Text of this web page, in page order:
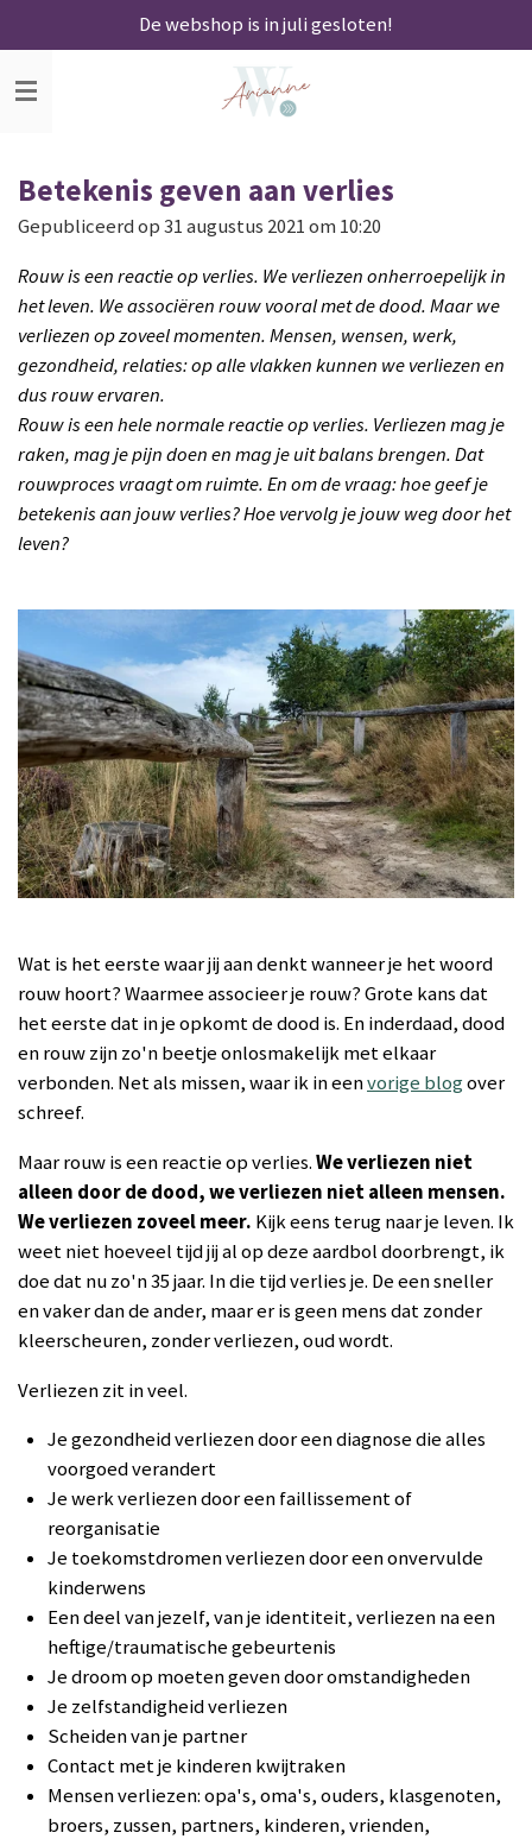
direct
naar
De webshop is in juli gesloten!
Betekenis geven aan verlies
Gepubliceerd op 31 augustus 2021 om 10:20
Rouw is een reactie op verlies. We verliezen onherroepelijk in
het leven. We associëren rouw vooral met de dood. Maar we
verliezen op zoveel momenten. Mensen, wensen, werk,
gezondheid, relaties: op alle vlakken kunnen we verliezen en
dus rouw ervaren.
Rouw is een hele normale reactie op verlies. Verliezen mag je
raken, mag je pijn doen en mag je uit balans brengen. Dat
rouwproces vraagt om ruimte. En om de vraag: hoe geef je
betekenis aan jouw verlies? Hoe vervolg je jouw weg door het
leven?
Wat is het eerste waar jij aan denkt wanneer je het woord
rouw hoort? Waarmee associeer je rouw? Grote kans dat
het eerste dat in je opkomt de dood is. En inderdaad, dood
en rouw zijn zo'n beetje onlosmakelijk met elkaar
verbonden. Net als missen, waar ik in eenvorige blogover
schreef.
Maar rouw is een reactie op verlies.We verliezen niet
alleen door de dood, we verliezen niet alleen mensen.
We verliezen zoveel meer. Kijk eens terug naar je leven. Ik
weet niet hoeveel tijd jij al op deze aardbol doorbrengt, ik
doe dat nu zo'n 35 jaar. In die tijd verlies je. De een sneller
en vaker dan de ander, maar er is geen mens dat zonder
kleerscheuren, zonder verliezen, oud wordt.
Verliezen zit in veel.
Je gezondheid verliezen door een diagnose die alles
voorgoed verandert
Je werk verliezen door een faillissement of
reorganisatie
Je toekomstdromen verliezen door een onvervulde
kinderwens
Een deel van jezelf, van je identiteit, verliezen na een
heftige/traumatische gebeurtenis
Je droom op moeten geven door omstandigheden
Je zelfstandigheid verliezen
Scheiden van je partner
Contact met je kinderen kwijtraken
Mensen verliezen: opa's, oma's, ouders, klasgenoten,
broers, zussen, partners, kinderen, vrienden,